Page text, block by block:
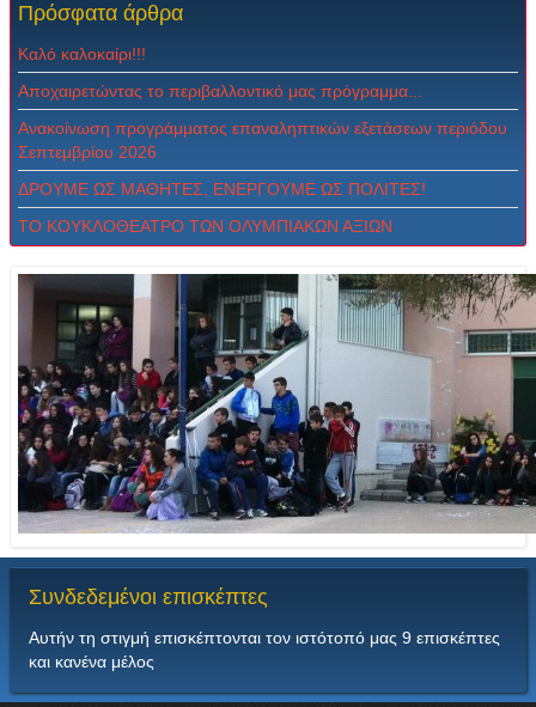
Πρόσφατα άρθρα
Καλό καλοκαίρι!!!
Αποχαιρετώντας το περιβαλλοντικό μας πρόγραμμα...
Ανακοίνωση προγράμματος επαναληπτικών εξετάσεων περιόδου
Σεπτεμβρίου 2026
ΔPOYME ΩΣ MAΘHTEΣ, ENEPΓOYME ΩΣ ΠOΛITEΣ!
ΤΟ ΚΟΥΚΛΟΘΕΑΤΡΟ ΤΩΝ ΟΛΥΜΠΙΑΚΩΝ ΑΞΙΩΝ
Συνδεδεμένοι επισκέπτες
Αυτήν τη στιγμή επισκέπτονται τον ιστότοπό μας 9 επισκέπτες
και κανένα μέλος